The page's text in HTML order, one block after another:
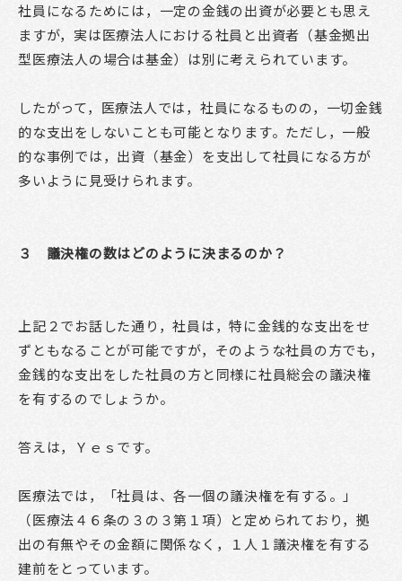
社員になるためには，一定の金銭の出資が必要とも思え
ますが，実は医療法人における社員と出資者（基金拠出
型医療法人の場合は基金）は別に考えられています。
したがって，医療法人では，社員になるものの，一切金銭
的な支出をしないことも可能となります。ただし，一般
的な事例では，出資（基金）を支出して社員になる方が
多いように見受けられます。
３ 議決権の数はどのように決まるのか？
上記２でお話した通り，社員は，特に金銭的な支出をせ
ずともなることが可能ですが，そのような社員の方でも，
金銭的な支出をした社員の方と同様に社員総会の議決権
を有するのでしょうか。
答えは，Ｙｅｓです。
医療法では，「社員は、各一個の議決権を有する。」
（医療法４６条の３の３第１項）と定められており，拠
出の有無やその金額に関係なく，１人１議決権を有する
建前をとっています。